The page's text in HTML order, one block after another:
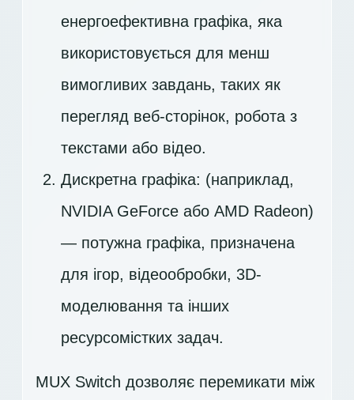
енергоефективна графіка, яка
використовується для менш
вимогливих завдань, таких як
перегляд веб-сторінок, робота з
текстами або відео.
Дискретна графіка: (наприклад,
NVIDIA GeForce або AMD Radeon)
— потужна графіка, призначена
для ігор, відеообробки, 3D-
моделювання та інших
ресурсомістких задач.
MUX Switch дозволяє перемикати між